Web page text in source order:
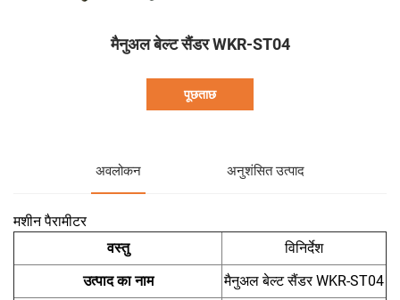
मैनुअल बेल्ट सैंडर WKR-ST04
पूछताछ
अवलोकन अनुशंसित उत्पाद
मशीन पैरामीटर
वस्तु
विनिर्देश
उत्पाद का नाम
मैनुअल बेल्ट सैंडर WKR-ST04